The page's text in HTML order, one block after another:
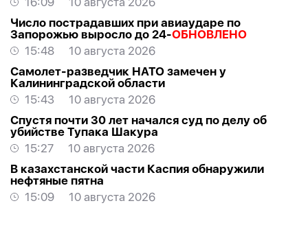
Число пострадавших при авиаударе по
Запорожью выросло до 24-ОБНОВЛЕНО
15:48
10 августа 2026
Самолет-разведчик НАТО замечен у
Калининградской области
15:43
10 августа 2026
Спустя почти 30 лет начался суд по делу об
убийстве Тупака Шакура
15:27
10 августа 2026
В казахстанской части Каспия обнаружили
нефтяные пятна
15:09
10 августа 2026